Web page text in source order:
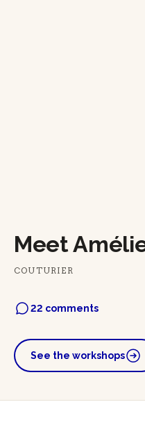
Meet
COUTURIER
22 comments
See the workshops